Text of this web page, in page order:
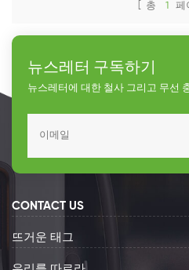
[ 총 1 페
뉴스레터 구독하기
뉴스레터에 대한 철사 그리고 무선
CONTACT US
뜨거운 태그